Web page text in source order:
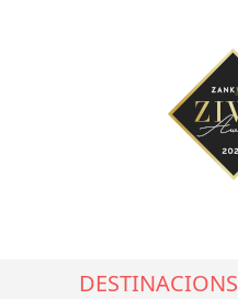
DESTINACIONS